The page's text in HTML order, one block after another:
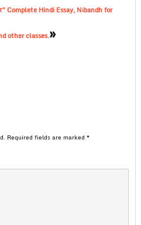
Complete Hindi Essay, Nibandh for
other classes.»
Required fields are marked *